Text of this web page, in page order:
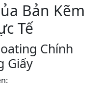
Bản Kẽm
Tế
Chính
Giấy